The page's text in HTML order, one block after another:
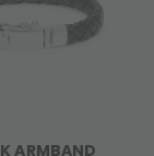
ARMBAND